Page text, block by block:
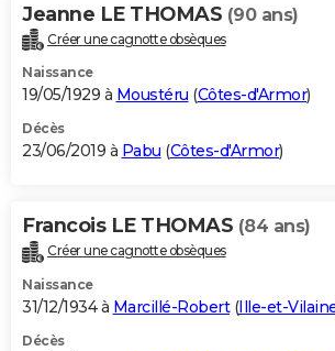
Jeanne LE THOMAS (90 ans)
Créer une cagnotte obsèques
Naissance
19/05/1929 à Moustéru (Côtes-d'Armor)
Décès
23/06/2019 à Pabu (Côtes-d'Armor)
Francois LE THOMAS (84 ans)
Créer une cagnotte obsèques
Naissance
31/12/1934 à Marcillé-Robert(Ille-et-
Décès